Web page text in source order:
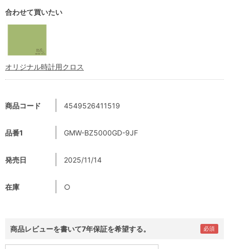
商品コード 4549526411519
品番1 GMW-BZ5000GD-9JF
発売日 2025/11/14
在庫 ○
商品レビューを書いて7年保証を希望する。
合わせて買いたい
オリジナル時計用クロス